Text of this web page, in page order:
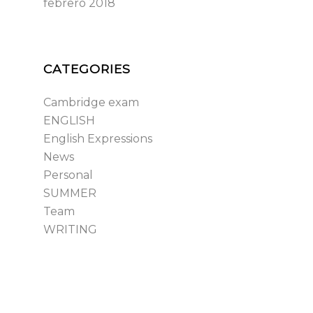
febrero 2018
CATEGORIES
Cambridge exam
ENGLISH
English Expressions
News
Personal
SUMMER
Team
WRITING